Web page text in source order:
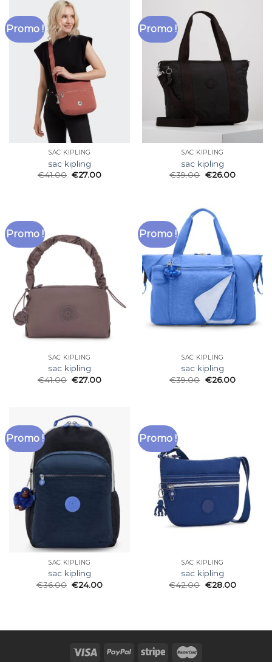
Promo !
SAC KIPLING
sac kipling
€41.00 €27.00
Promo !
SAC KIPLING
sac kipling
€39.00 €26.00
Promo !
SAC KIPLING
sac kipling
€41.00 €27.00
Promo !
SAC KIPLING
sac kipling
€39.00 €26.00
Promo !
SAC KIPLING
sac kipling
€36.00 €24.00
Promo !
SAC KIPLING
sac kipling
€42.00 €28.00